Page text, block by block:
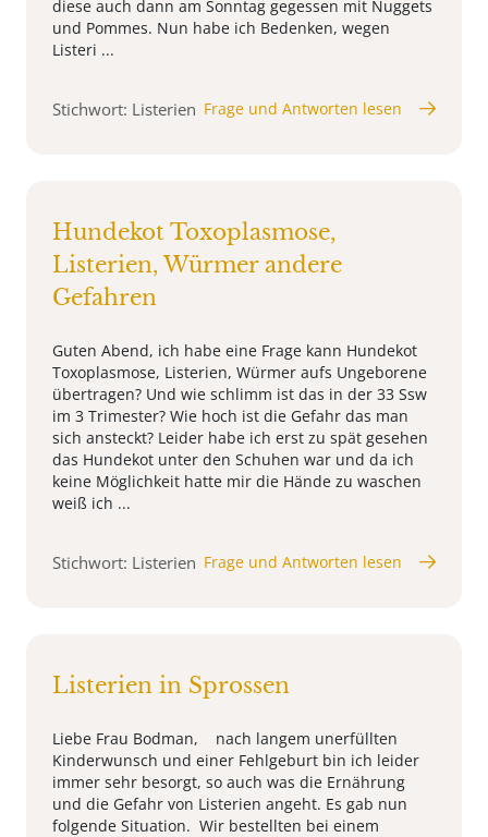
diese auch dann am Sonntag gegessen mit Nuggets
und Pommes. Nun habe ich Bedenken, wegen
Listeri ...
Stichwort: Listerien Frage und Antworten lesen
Hundekot Toxoplasmose,
Listerien, Würmer andere
Gefahren
Guten Abend, ich habe eine Frage kann Hundekot
Toxoplasmose, Listerien, Würmer aufs Ungeborene
übertragen? Und wie schlimm ist das in der 33 Ssw
im 3 Trimester? Wie hoch ist die Gefahr das man
sich ansteckt? Leider habe ich erst zu spät gesehen
das Hundekot unter den Schuhen war und da ich
keine Möglichkeit hatte mir die Hände zu waschen
weiß ich ...
Stichwort: Listerien Frage und Antworten lesen
Listerien in Sprossen
Liebe Frau Bodman, nach langem unerfüllten
Kinderwunsch und einer Fehlgeburt bin ich leider
immer sehr besorgt, so auch was die Ernährung
und die Gefahr von Listerien angeht. Es gab nun
folgende Situation. Wir bestellten bei einem